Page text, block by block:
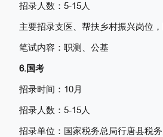
招录人数：5-15人
主要招录支医、帮扶乡村振兴岗位，
笔试内容：职测、公基
6.国考
招录时间：10月
招录人数：5-15人
招录单位： 国家税务总局行唐县税务